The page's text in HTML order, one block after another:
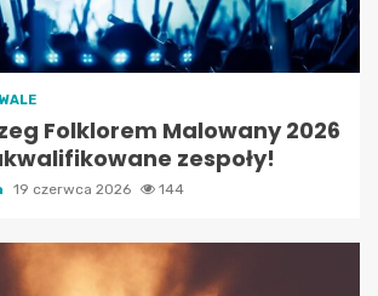
Folklorem Malowany 2026
zespoły!
19 czerwca 2026 144